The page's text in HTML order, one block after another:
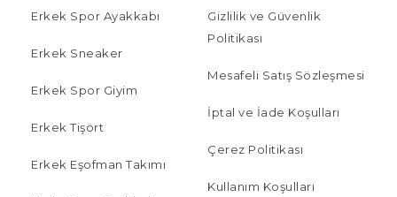
Erkek Spor Ayakkabı
Erkek Sneaker
Erkek Spor Giyim
Erkek Tişört
Erkek Eşofman Takımı
Gizlilik ve Güvenlik
Politikası
Mesafeli Satış Sözleşmesi
İptal ve İade Koşulları
Çerez Politikası
Kullanım Koşulları